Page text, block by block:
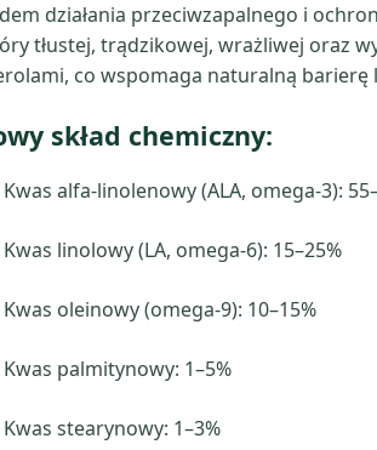
działania przeciwzapalnego i
tłustej, trądzikowej, wrażliwej oraz
co wspomaga naturalną barierę
skład chemiczny:
Kwas alfa-linolenowy (ALA, omega-3):
Kwas linolowy (LA, omega-6): 15–25%
Kwas oleinowy (omega-9): 10–15%
Kwas palmitynowy: 1–5%
Kwas stearynowy: 1–3%